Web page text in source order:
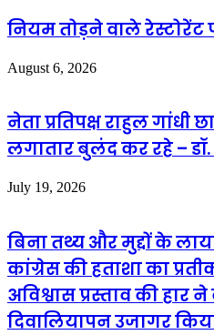
नियम तोड़ने वाले रेस्टोरेंट
August 6, 2026
नेता प्रतिपक्ष राहुल गांधी
लगातार बुलंद कर रहे –
July 19, 2026
बिना तथ्य और मुद्दों के
कांग्रेस की हताशा का
अविश्वास प्रस्ताव की हार
दिवालियापन उजागर